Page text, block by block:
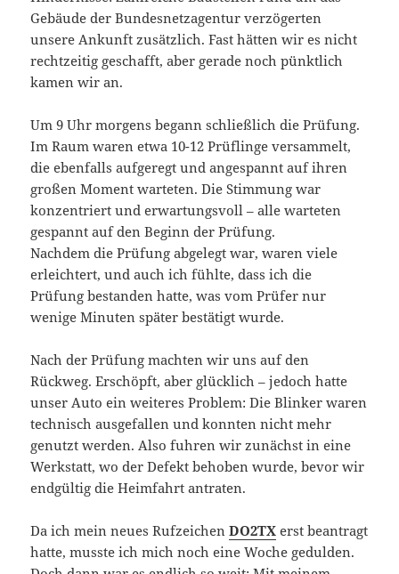
Gebäude der Bundesnetzagentur verzögerten
unsere Ankunft zusätzlich. Fast hätten wir es nicht
rechtzeitig geschafft, aber gerade noch pünktlich
kamen wir an.
Um 9 Uhr morgens begann schließlich die Prüfung.
Im Raum waren etwa 10-12 Prüflinge versammelt,
die ebenfalls aufgeregt und angespannt auf ihren
großen Moment warteten. Die Stimmung war
konzentriert und erwartungsvoll – alle warteten
gespannt auf den Beginn der Prüfung.
Nachdem die Prüfung abgelegt war, waren viele
erleichtert, und auch ich fühlte, dass ich die
Prüfung bestanden hatte, was vom Prüfer nur
wenige Minuten später bestätigt wurde.
Nach der Prüfung machten wir uns auf den
Rückweg. Erschöpft, aber glücklich – jedoch hatte
unser Auto ein weiteres Problem: Die Blinker waren
technisch ausgefallen und konnten nicht mehr
genutzt werden. Also fuhren wir zunächst in eine
Werkstatt, wo der Defekt behoben wurde, bevor wir
endgültig die Heimfahrt antraten.
Da ich mein neues RufzeichenDO2TX erst beantragt
hatte, musste ich mich noch eine Woche gedulden.